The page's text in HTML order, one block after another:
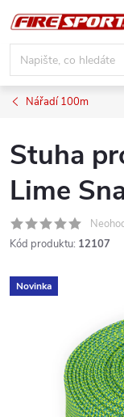
na
obsah
Nářadí 100m
Stuha
Lime
Kód produktu: 12107
Novinka